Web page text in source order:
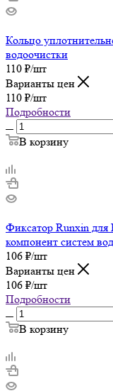
Кольцо
водоочистки
110 ₽/шт
Варианты цен
110 ₽/шт
Подробности
В корзину
Фиксатор Runxin для
компонент систем
106 ₽/шт
Варианты цен
106 ₽/шт
Подробности
В корзину